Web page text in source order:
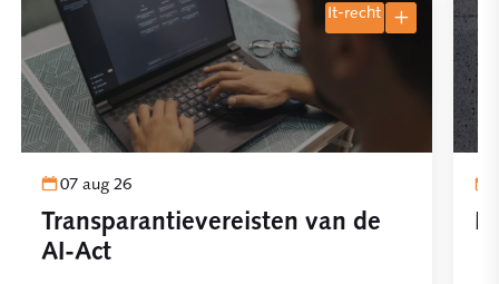
it-recht
07 aug 26
Transparantievereisten van de
AI-Act